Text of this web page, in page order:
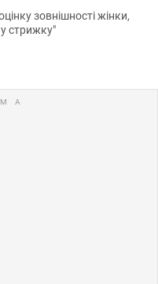
зовнішності жінки,
стрижку"